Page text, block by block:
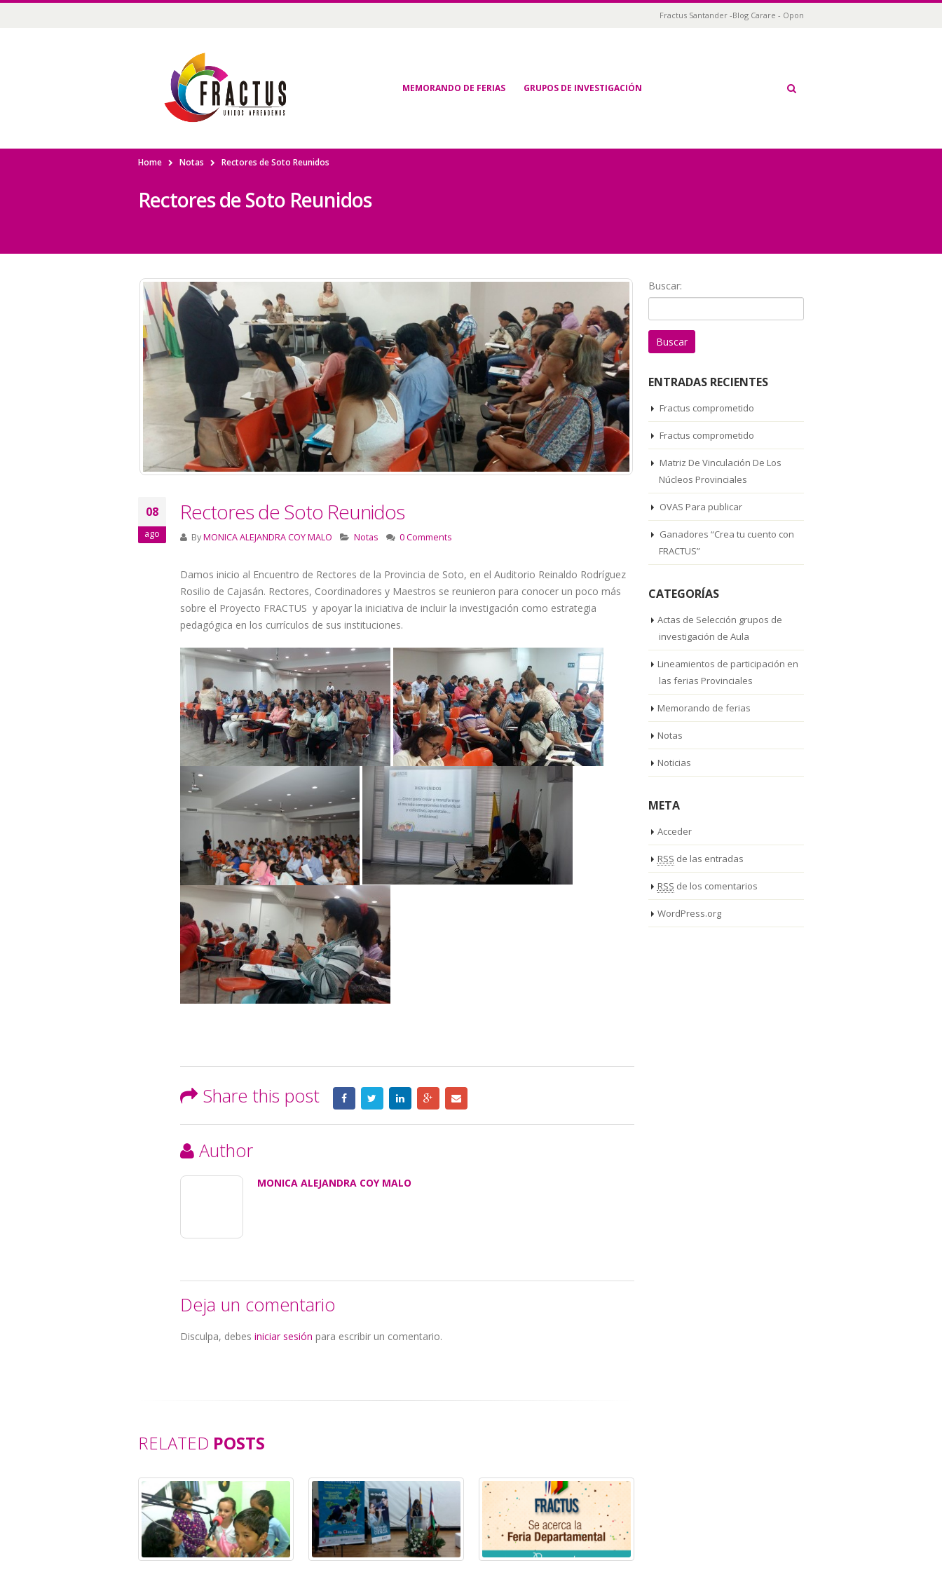
Fractus Santander -Blog Carare - Opon
MEMORANDO DE FERIAS GRUPOS DE INVESTIGACIÓN
Home Notas Rectores de Soto Reunidos
Rectores de Soto Reunidos
08
ago
Rectores de Soto Reunidos
ByMONICA ALEJANDRA COY MALO Notas 0 Comments
Damos inicio al Encuentro de Rectores de la Provincia de Soto, en el Auditorio Reinaldo Rodríguez
Rosilio de Cajasán. Rectores, Coordinadores y Maestros se reunieron para conocer un poco más
sobre el Proyecto FRACTUS y apoyar la iniciativa de incluir la investigación como estrategia
pedagógica en los currículos de sus instituciones.
Share this post
Author
MONICA ALEJANDRA COY MALO
Deja un comentario
Disculpa, debes iniciar sesión para escribir un comentario.
RELATED POSTS
Buscar:
ENTRADAS RECIENTES
Fractus comprometido
Fractus comprometido
Matriz De Vinculación De Los
Núcleos Provinciales
OVAS Para publicar
Ganadores “Crea tu cuento con
FRACTUS”
CATEGORÍAS
Actas de Selección grupos de
investigación de Aula
Lineamientos de participación en
las ferias Provinciales
Memorando de ferias
Notas
Noticias
META
Acceder
RSS de las entradas
RSS de los comentarios
WordPress.org